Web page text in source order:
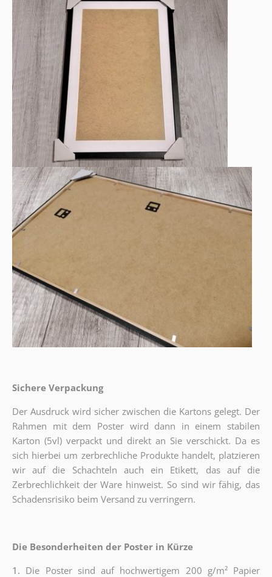
Sichere Verpackung
Der Ausdruck wird sicher zwischen die Kartons gelegt. Der
Rahmen mit dem Poster wird dann in einem stabilen
Karton (5vl) verpackt und direkt an Sie verschickt. Da es
sich hierbei um zerbrechliche Produkte handelt, platzieren
wir auf die Schachteln auch ein Etikett, das auf die
Zerbrechlichkeit der Ware hinweist. So sind wir fähig, das
Schadensrisiko beim Versand zu verringern.
Die Besonderheiten der Poster in Kürze
1. Die Poster sind auf hochwertigem 200 g/m² Papier